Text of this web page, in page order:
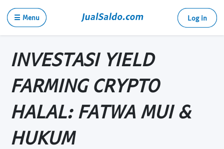
☰ Menu Log in
INVESTASI YIELD
FARMING CRYPTO
HALAL: FATWA MUI &
HUKUM